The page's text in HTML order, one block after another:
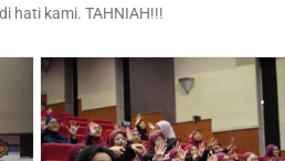
hati kami. TAHNIAH!!!